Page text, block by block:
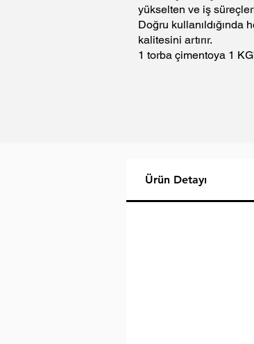
yükselten ve iş
Doğru
kalitesini artırır.
1 torba çimentoya 1
Ürün Detayı